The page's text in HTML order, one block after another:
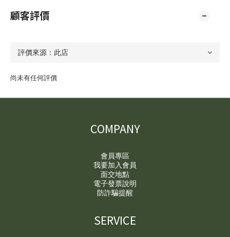
顧客評價
尚未有任何評價
COMPANY
會員專區
我要加入會員
面交地點
電子發票說明
防詐騙提醒
SERVICE